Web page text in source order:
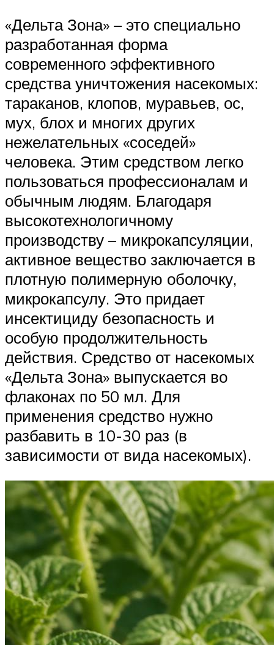
«Дельта Зона» – это специально
разработанная форма
современного эффективного
средства уничтожения насекомых:
тараканов, клопов, муравьев, ос,
мух, блох и многих других
нежелательных «соседей»
человека. Этим средством легко
пользоваться профессионалам и
обычным людям. Благодаря
высокотехнологичному
производству – микрокапсуляции,
активное вещество заключается в
плотную полимерную оболочку,
микрокапсулу. Это придает
инсектициду безопасность и
особую продолжительность
действия. Средство от насекомых
«Дельта Зона» выпускается во
флаконах по 50 мл. Для
применения средство нужно
разбавить в 10-30 раз (в
зависимости от вида насекомых).